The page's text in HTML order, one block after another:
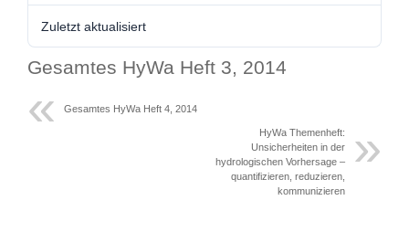
Zuletzt aktualisiert
Gesamtes HyWa Heft 3, 2014
Gesamtes HyWa Heft 4, 2014
HyWa Themenheft:
Unsicherheiten in der
hydrologischen Vorhersage –
quantifizieren, reduzieren,
kommunizieren